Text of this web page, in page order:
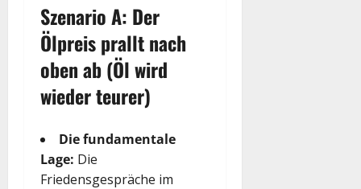
Szenario A: Der
Ölpreis prallt nach
oben ab (Öl wird
wieder teurer)
Die fundamentale
Lage: Die
Friedensgespräche im